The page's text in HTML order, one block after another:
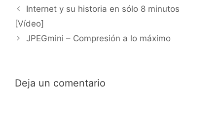
Internet y su historia en sólo 8 minutos
[Vídeo]
JPEGmini – Compresión a lo máximo
Deja un comentario